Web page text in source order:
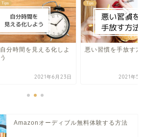
Tips
自分時間を見える化しよ
う
2021年6月23日
Tips
悪い習慣を手放す方
2021年5
Amazonオーディブル無料体験する方法